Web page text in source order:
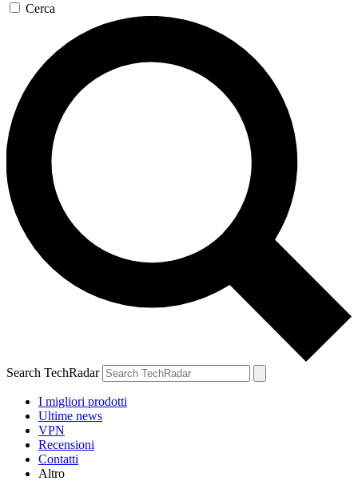
Cerca
Search TechRadar
I migliori prodotti
Ultime news
VPN
Recensioni
Contatti
Altro